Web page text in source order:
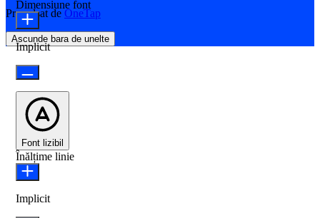
Propulsat de OneTap
Ascunde bara de unelte
Dimensiune font
Implicit
Font lizibil
Înălțime linie
Implicit